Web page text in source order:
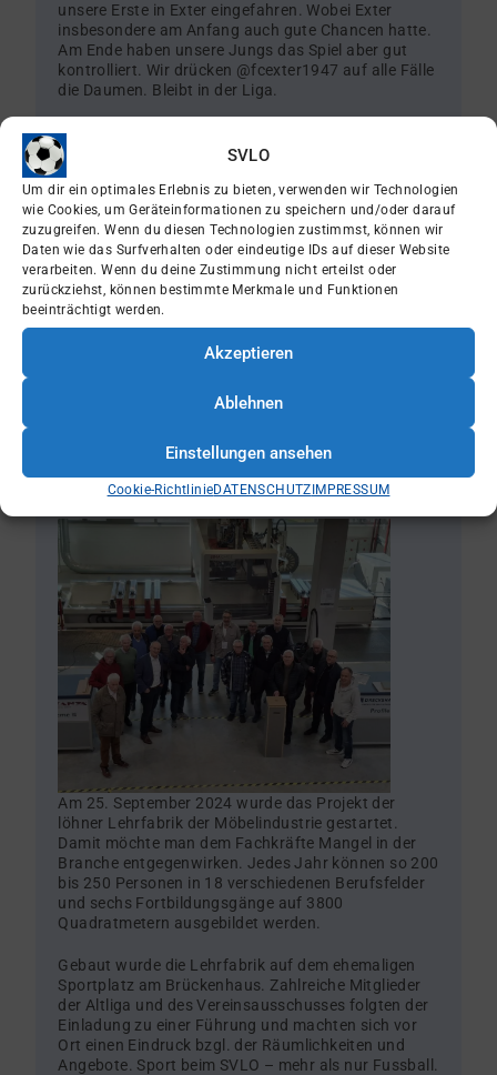
SVLO
Um dir ein optimales Erlebnis zu bieten, verwenden wir Technologien
wie Cookies, um Geräteinformationen zu speichern und/oder darauf
zuzugreifen. Wenn du diesen Technologien zustimmst, können wir
Daten wie das Surfverhalten oder eindeutige IDs auf dieser Website
verarbeiten. Wenn du deine Zustimmung nicht erteilst oder
zurückziehst, können bestimmte Merkmale und Funktionen
beeinträchtigt werden.
Akzeptieren
Ablehnen
Einstellungen ansehen
Cookie-RichtlinieDATENSCHUTZ IMPRESSUM
unsere Erste in Exter eingefahren. Wobei Exter
insbesondere am Anfang auch gute Chancen hatte.
Am Ende haben unsere Jungs das Spiel aber gut
kontrolliert. Wir drücken @fcexter1947 auf alle Fälle
die Daumen. Bleibt in der Liga.
Nächste Woche wartet auf die Truppe von Marco
und Mauri der Tabellendritte aus Holsen. Das
Hinspiel hatten wir verdient verloren. Aber mal
schauen, welche Geschichte der Fussball jetzt
schreibt.
Unsere Zweite spielt gegen Hiddenhausen, die
ebenfalls noch Aufstiegsambitionen haben. Es ist
also am kommenden Wochenende alles angerichtet
für einen spannenden HEIMSPIELTACH IN LÖHNES
Besuch der Lehrfabrik
März 10, 2026
Am 25. September 2024 wurde das Projekt der
löhner Lehrfabrik der Möbelindustrie gestartet.
Damit möchte man dem Fachkräfte Mangel in der
Branche entgegenwirken. Jedes Jahr können so 200
bis 250 Personen in 18 verschiedenen Berufsfelder
und sechs Fortbildungsgänge auf 3800
Quadratmetern ausgebildet werden.
Gebaut wurde die Lehrfabrik auf dem ehemaligen
Sportplatz am Brückenhaus. Zahlreiche Mitglieder
der Altliga und des Vereinsausschusses folgten der
Einladung zu einer Führung und machten sich vor
Ort einen Eindruck bzgl. der Räumlichkeiten und
Angebote. Sport beim SVLO – mehr als nur Fussball.